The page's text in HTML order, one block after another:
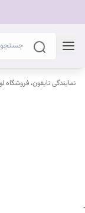
نمایندگی تایفون، فروشگاه